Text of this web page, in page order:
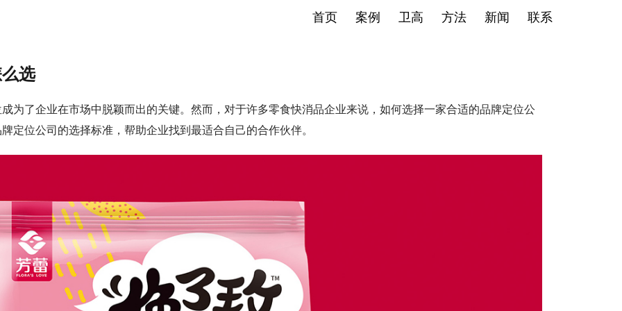
首页 案例 卫高 方法 新闻 联系
选
为了企业在市场中脱颖而出的关键。然而，对于许多零食快消品企业来说，如何选择一家合适的品牌定位公
定位公司的选择标准，帮助企业找到最适合自己的合作伙伴。